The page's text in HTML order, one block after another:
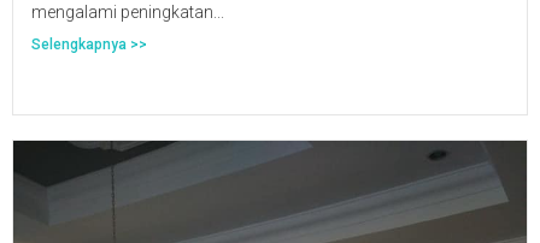
mengalami peningkatan...
Selengkapnya >>